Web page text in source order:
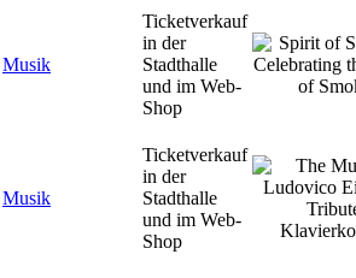
Musik
Ticketverkauf
in der
Stadthalle
und im Web-
Shop
Musik
Ticketverkauf
in der
Stadthalle
und im Web-
Shop